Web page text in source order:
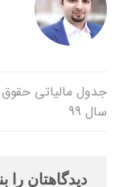
جدول مالیاتی
سال 99
دیدگاهتان را